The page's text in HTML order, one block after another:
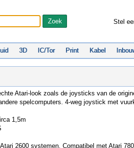
Stel
3D IC/Tor Print Kabel
Atari-look zoals de joysticks van de
spelcomputers. 4-weg joystick met
1,5m
2600 systemen. Compatibel met Atari